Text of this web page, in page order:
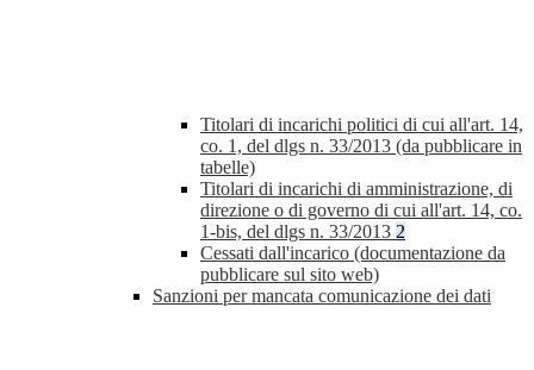
Titolari di incarichi politici di cui all'art. 14,
co. 1, del dlgs n. 33/2013 (da pubblicare in
tabelle)
Titolari di incarichi di amministrazione, di
direzione o di governo di cui all'art. 14, co.
1-bis, del dlgs n. 33/2013 2
Cessati dall'incarico (documentazione da
pubblicare sul sito web)
Sanzioni per mancata comunicazione dei dati